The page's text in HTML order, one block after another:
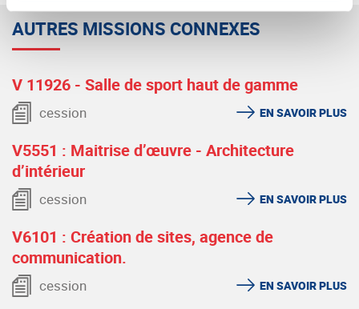
AUTRES MISSIONS CONNEXES
V 11926 - Salle de sport haut de gamme
cession EN SAVOIR PLUS
V5551 : Maitrise d’œuvre - Architecture
d’intérieur
cession EN SAVOIR PLUS
V6101 : Création de sites, agence de
communication.
cession EN SAVOIR PLUS